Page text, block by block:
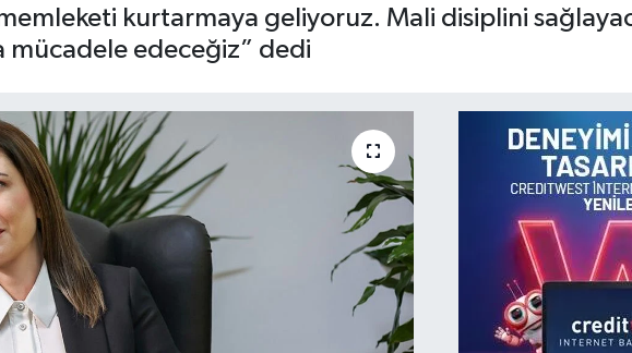
kurtarmaya geliyoruz. Mali disiplini
mücadele edeceğiz” dedi